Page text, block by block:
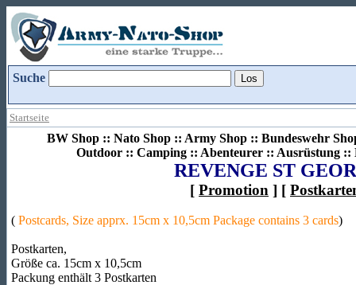
Suche
Startseite
BW Shop :: Nato Shop :: Army Shop :: Bundeswehr
Outdoor :: Camping :: Abenteurer :: Ausrüstung ::
REVENGE ST
[ Promotion ] [
( Postcards, Size apprx. 15cm x 10,5cm Package contains 3 cards)
Postkarten,
Größe ca. 15cm x 10,5cm
Packung enthält 3 Postkarten